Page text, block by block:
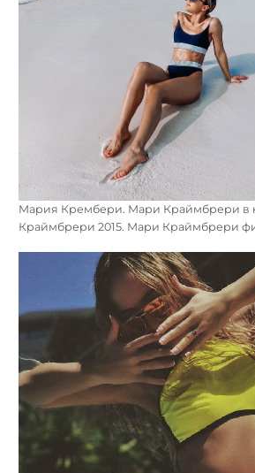
Мария Крембери. Мари Краймбрери в
Краймбрери 2015. Мари Краймбрери